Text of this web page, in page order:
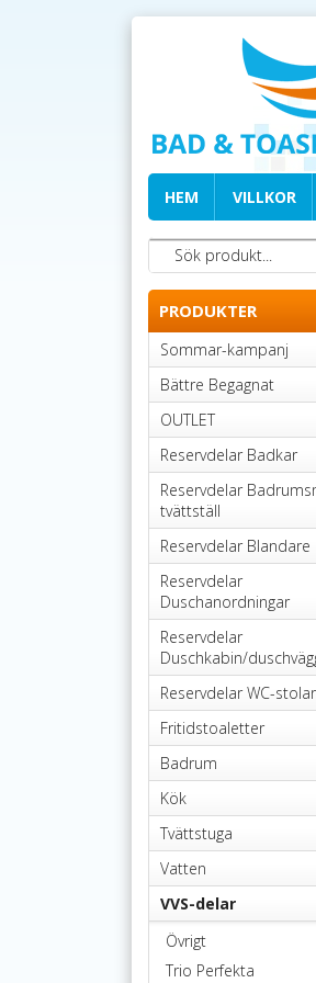
HEM VILLKOR
PRODUKTER
Sommar-kampanj
Bättre Begagnat
OUTLET
Reservdelar Badkar
Reservdelar
tvättställ
Reservdelar Blandare
Reservdelar
Duschanordningar
Reservdelar
Duschkabin/
Reservdelar WC-stolar
Fritidstoaletter
Badrum
Kök
Tvättstuga
Vatten
VVS-delar
Övrigt
Trio Perfekta